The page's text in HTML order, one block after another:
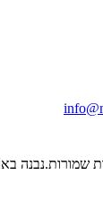
שמורות.נבנה